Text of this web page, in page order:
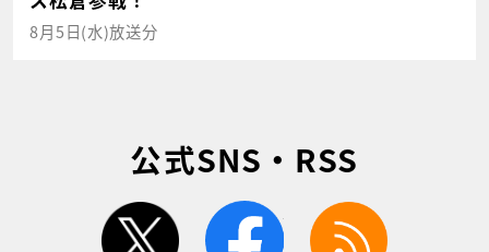
8月5日(水)放送分
公式SNS・RSS
twitter facebook